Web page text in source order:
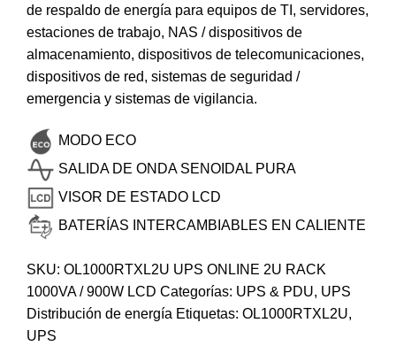
de respaldo de energía para equipos de TI, servidores,
estaciones de trabajo, NAS / dispositivos de
almacenamiento, dispositivos de telecomunicaciones,
dispositivos de red, sistemas de seguridad /
emergencia y sistemas de vigilancia.
MODO ECO
SALIDA DE ONDA SENOIDAL PURA
VISOR DE ESTADO LCD
BATERÍAS INTERCAMBIABLES EN CALIENTE
SKU: OL1000RTXL2U UPS ONLINE 2U RACK
1000VA / 900W LCD Categorías: UPS & PDU, UPS
Distribución de energía Etiquetas: OL1000RTXL2U,
UPS